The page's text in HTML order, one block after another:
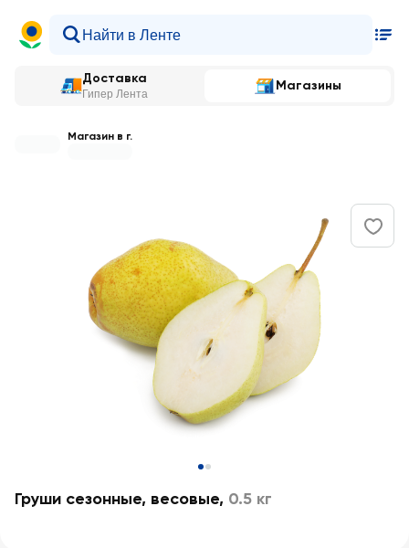
Доставка
Гипер Лента
Магазины
Магазин в г.
Груши сезонные, весовые, 0.5 кг